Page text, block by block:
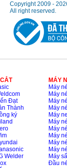
Copyright 2009 -
All right reserved.
Đạt
Thành
ký
Welder
MÁY
Máy
Máy
Máy
Máy
Máy
Máy
Máy
Máy
Máy
Máy
Máy
Đầu